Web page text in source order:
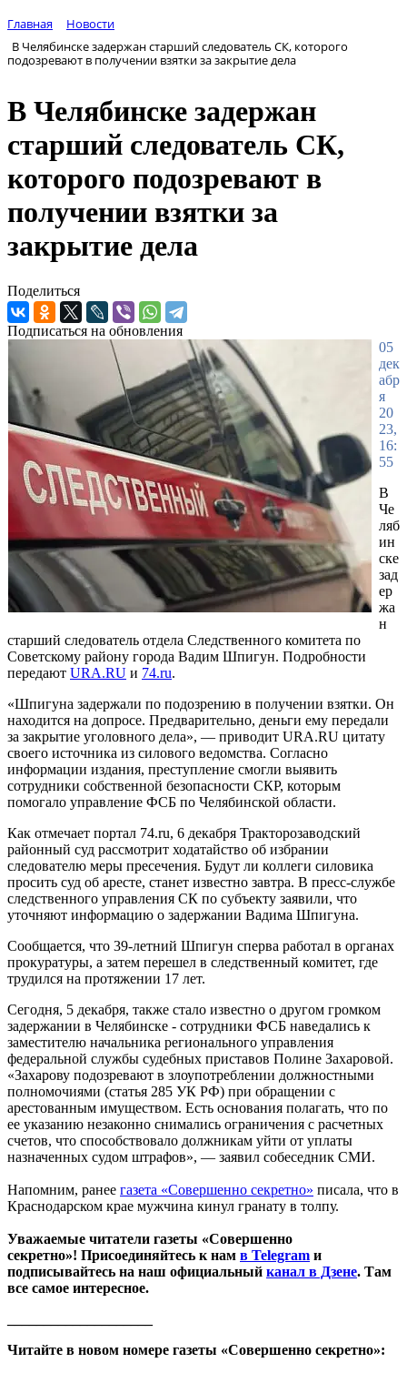
Главная
Новости
В Челябинске задержан старший следователь СК, которого
подозревают в получении взятки за закрытие дела
В Челябинске задержан
старший следователь СК,
которого подозревают в
получении взятки за
закрытие дела
Поделиться
Подписаться на обновления
05
дек
абр
я
20
23,
16:
55
В
Че
ляб
ин
ске
зад
ер
жа
н
старший следователь отдела Следственного комитета по
Советскому району города Вадим Шпигун. Подробности
передают URA.RU и 74.ru.
«Шпигуна задержали по подозрению в получении взятки. Он
находится на допросе. Предварительно, деньги ему передали
за закрытие уголовного дела», — приводит URA.RU цитату
своего источника из силового ведомства. Согласно
информации издания, преступление смогли выявить
сотрудники собственной безопасности СКР, которым
помогало управление ФСБ по Челябинской области.
Как отмечает портал 74.ru, 6 декабря Тракторозаводский
районный суд рассмотрит ходатайство об избрании
следователю меры пресечения. Будут ли коллеги силовика
просить суд об аресте, станет известно завтра. В пресс-службе
следственного управления СК по субъекту заявили, что
уточняют информацию о задержании Вадима Шпигуна.
Сообщается, что 39-летний Шпигун сперва работал в органах
прокуратуры, а затем перешел в следственный комитет, где
трудился на протяжении 17 лет.
Сегодня, 5 декабря, также стало известно о другом громком
задержании в Челябинске - сотрудники ФСБ наведались к
заместителю начальника регионального управления
федеральной службы судебных приставов Полине Захаровой.
«Захарову подозревают в злоупотреблении должностными
полномочиями (статья 285 УК РФ) при обращении с
арестованным имуществом. Есть основания полагать, что по
ее указанию незаконно снимались ограничения с расчетных
счетов, что способствовало должникам уйти от уплаты
назначенных судом штрафов», — заявил собеседник СМИ.
Напомним, ранее газета «Совершенно секретно» писала, что в
Краснодарском крае мужчина кинул гранату в толпу.
Уважаемые читатели газеты «Совершенно
секретно»! Присоединяйтесь к нам в Telegram и
подписывайтесь на наш официальный канал в Дзене. Там
все самое интересное.
Читайте в новом номере газеты «Совершенно секретно»: